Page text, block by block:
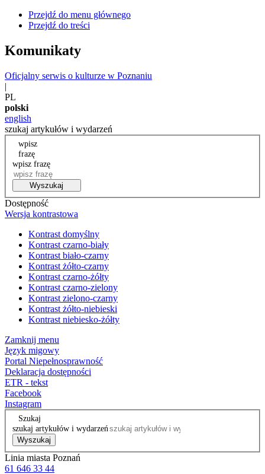
Przejdź do menu głównego
Przejdź do treści
Komunikaty
Oficjalny serwis o kulturze w Poznaniu
|
PL
polski
english
szukaj artykułów i wydarzeń
wpisz
frazę
wpisz frazę
Wyszukaj
Dostępność
Wersja kontrastowa
Kontrast domyślny
Kontrast czarno-biały
Kontrast biało-czarny
Kontrast żółto-czarny
Kontrast czarno-żółty
Kontrast czarno-zielony
Kontrast zielono-czarny
Kontrast żółto-niebieski
Kontrast niebiesko-żółty
Zamknij menu
Język migowy
Portal Niepełnosprawność
Deklaracja dostępności
ETR - tekst
Facebook
Instagram
Szukaj
szukaj artykułów i wydarzeń
Wyszukaj
Linia miasta Poznań
61 646 33 44